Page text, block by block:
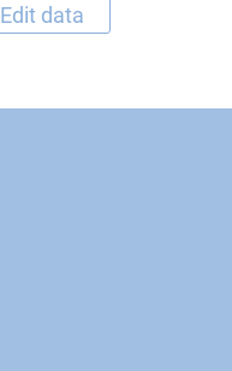
Edit data